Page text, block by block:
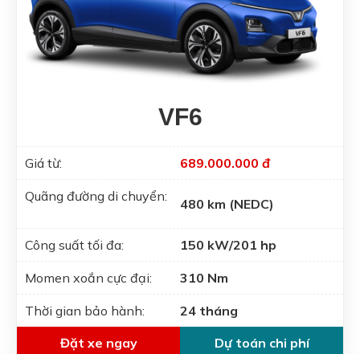
VF6
Giá từ: 689.000.000 đ
Quãng đường di chuyển: 480 km (NEDC)
Công suất tối đa: 150 kW/201 hp
Momen xoắn cực đại: 310 Nm
Thời gian bảo hành:
24 tháng
Đặt xe ngay
Dự toán chi phí